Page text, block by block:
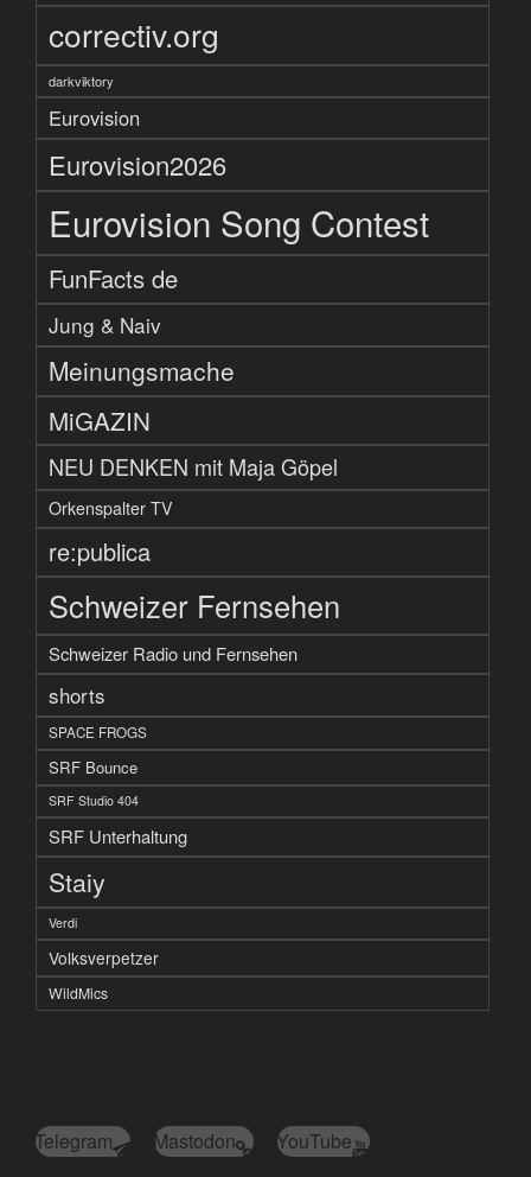
correctiv.org
darkviktory
Eurovision
Eurovision2026
Eurovision Song Contest
FunFacts de
Jung & Naiv
Meinungsmache
MiGAZIN
NEU DENKEN mit Maja Göpel
Orkenspalter TV
re:publica
Schweizer Fernsehen
Schweizer Radio und Fernsehen
shorts
SPACE FROGS
SRF Bounce
SRF Studio 404
SRF Unterhaltung
Staiy
Verdi
Volksverpetzer
WildMics
Telegram Mastodon YouTube